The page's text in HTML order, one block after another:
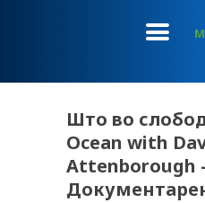
Што во
Ocean with
Attenborough